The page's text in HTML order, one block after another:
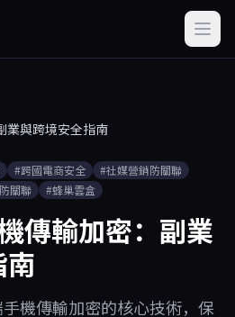
業與跨境安全指南
#跨國電商安全
#社媒營銷防關聯
關聯 #蜂巢雲盒
傳輸加密：副業
機傳輸加密的核心技術，保